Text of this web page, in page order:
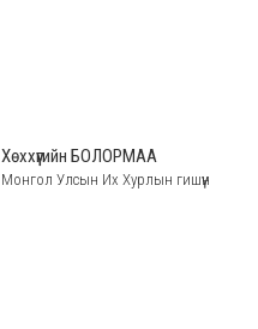
Хөххүүгийн БОЛОРМАА
Монгол Улсын Их Хурлын гишүүн